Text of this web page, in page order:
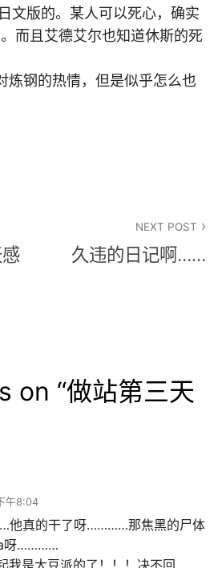
文版的。某人可以死心，确实
而且艾德艾尔也知道休斯的死
炼钢的热情，但是似乎怎么也
NEXT POST
久违的日记啊……
on “做站第三天
午8:04
他真的干了呀…………那焦黑的尸体
呀…………